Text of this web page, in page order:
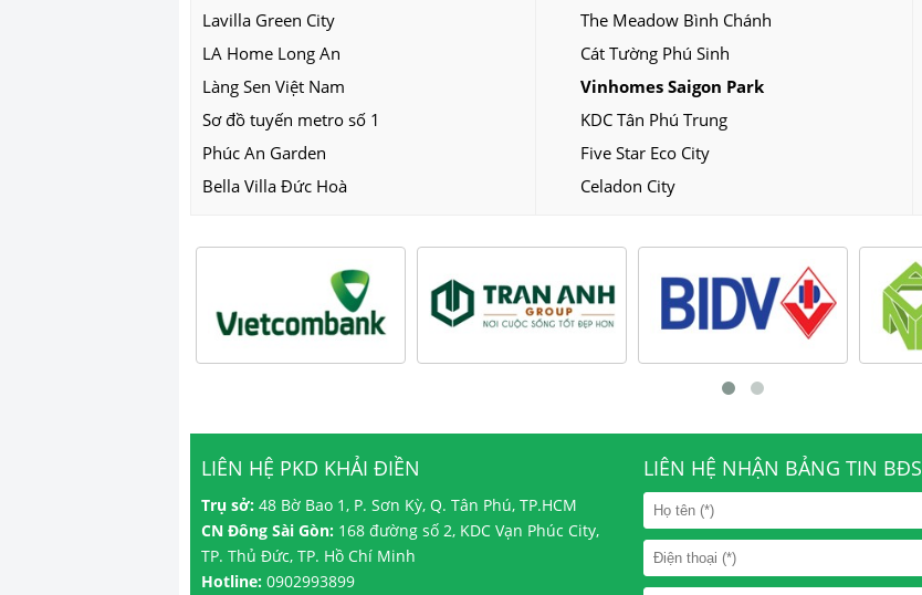
Lavilla Green City
LA Home Long An
Làng Sen Việt Nam
Sơ đồ tuyến metro số 1
Phúc An Garden
Bella Villa Đức Hoà
The Meadow Bình Chánh
Cát Tường Phú Sinh
Vinhomes Saigon Park
KDC Tân Phú Trung
Five Star Eco City
Celadon City
LIÊN HỆ PKD KHẢI ĐIỀN
Trụ sở: 48 Bờ Bao 1, P. Sơn Kỳ, Q. Tân Phú, TP.HCM
CN Đông Sài Gòn: 168 đường số 2, KDC Vạn Phúc City,
TP. Thủ Đức, TP. Hồ Chí Minh
Hotline: 0902993899
LIÊN HỆ NHẬN BẢNG TIN BĐS